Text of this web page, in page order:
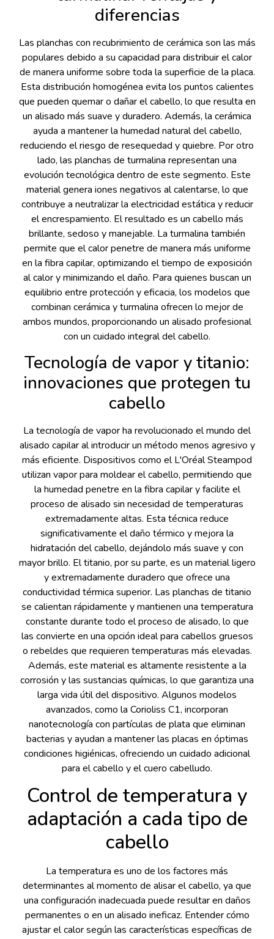
diferencias
Las planchas con recubrimiento de cerámica son las más
populares debido a su capacidad para distribuir el calor
de manera uniforme sobre toda la superficie de la placa.
Esta distribución homogénea evita los puntos calientes
que pueden quemar o dañar el cabello, lo que resulta en
un alisado más suave y duradero. Además, la cerámica
ayuda a mantener la humedad natural del cabello,
reduciendo el riesgo de resequedad y quiebre. Por otro
lado, las planchas de turmalina representan una
evolución tecnológica dentro de este segmento. Este
material genera iones negativos al calentarse, lo que
contribuye a neutralizar la electricidad estática y reducir
el encrespamiento. El resultado es un cabello más
brillante, sedoso y manejable. La turmalina también
permite que el calor penetre de manera más uniforme
en la fibra capilar, optimizando el tiempo de exposición
al calor y minimizando el daño. Para quienes buscan un
equilibrio entre protección y eficacia, los modelos que
combinan cerámica y turmalina ofrecen lo mejor de
ambos mundos, proporcionando un alisado profesional
con un cuidado integral del cabello.
Tecnología de vapor y titanio:
innovaciones que protegen tu
cabello
La tecnología de vapor ha revolucionado el mundo del
alisado capilar al introducir un método menos agresivo y
más eficiente. Dispositivos como el L'Oréal Steampod
utilizan vapor para moldear el cabello, permitiendo que
la humedad penetre en la fibra capilar y facilite el
proceso de alisado sin necesidad de temperaturas
extremadamente altas. Esta técnica reduce
significativamente el daño térmico y mejora la
hidratación del cabello, dejándolo más suave y con
mayor brillo. El titanio, por su parte, es un material ligero
y extremadamente duradero que ofrece una
conductividad térmica superior. Las planchas de titanio
se calientan rápidamente y mantienen una temperatura
constante durante todo el proceso de alisado, lo que
las convierte en una opción ideal para cabellos gruesos
o rebeldes que requieren temperaturas más elevadas.
Además, este material es altamente resistente a la
corrosión y las sustancias químicas, lo que garantiza una
larga vida útil del dispositivo. Algunos modelos
avanzados, como la Corioliss C1, incorporan
nanotecnología con partículas de plata que eliminan
bacterias y ayudan a mantener las placas en óptimas
condiciones higiénicas, ofreciendo un cuidado adicional
para el cabello y el cuero cabelludo.
Control de temperatura y
adaptación a cada tipo de
cabello
La temperatura es uno de los factores más
determinantes al momento de alisar el cabello, ya que
una configuración inadecuada puede resultar en daños
permanentes o en un alisado ineficaz. Entender cómo
ajustar el calor según las características específicas de